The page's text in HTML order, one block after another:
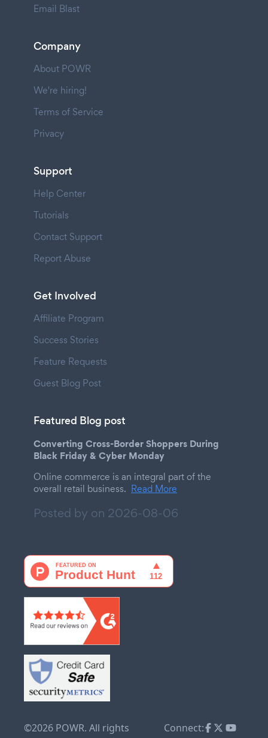
Email Blast
Company
About POWR
We're hiring!
Terms of Service
Privacy
Support
Help Center
Tutorials
Contact Support
Report Abuse
Get Involved
Affiliate Program
Success Stories
Feature Requests
Guest Blog Post
Featured Blog post
Converting Cross-Border Shoppers During
Black Friday & Cyber Monday
Online commerce is an integral part of the
overall retail business. Read More
Posted by on 2026-08-06
©2026 POWR. All rights
Connect: